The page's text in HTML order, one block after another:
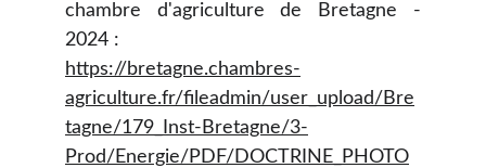
chambre d'agriculture de Bretagne -
2024 :
https://bretagne.chambres-
agriculture.fr/fileadmin/user_upload/Bre
tagne/179_Inst-Bretagne/3-
Prod/Energie/PDF/DOCTRINE_PHOTO